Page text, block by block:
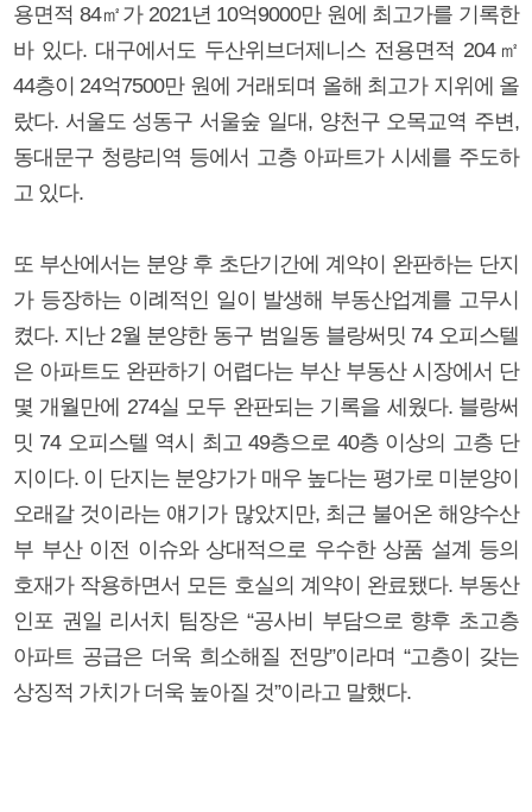
용면적 84㎡가 2021년 10억9000만 원에 최고가를 기록한
바 있다. 대구에서도 두산위브더제니스 전용면적 204㎡
44층이 24억7500만 원에 거래되며 올해 최고가 지위에 올
랐다. 서울도 성동구 서울숲 일대, 양천구 오목교역 주변,
동대문구 청량리역 등에서 고층 아파트가 시세를 주도하
고 있다.
또 부산에서는 분양 후 초단기간에 계약이 완판하는 단지
가 등장하는 이례적인 일이 발생해 부동산업계를 고무시
켰다. 지난 2월 분양한 동구 범일동 블랑써밋 74 오피스텔
은 아파트도 완판하기 어렵다는 부산 부동산 시장에서 단
몇 개월만에 274실 모두 완판되는 기록을 세웠다. 블랑써
밋 74 오피스텔 역시 최고 49층으로 40층 이상의 고층 단
지이다. 이 단지는 분양가가 매우 높다는 평가로 미분양이
오래갈 것이라는 얘기가 많았지만, 최근 불어온 해양수산
부 부산 이전 이슈와 상대적으로 우수한 상품 설계 등의
호재가 작용하면서 모든 호실의 계약이 완료됐다. 부동산
인포 권일 리서치 팀장은 “공사비 부담으로 향후 초고층
아파트 공급은 더욱 희소해질 전망”이라며 “고층이 갖는
상징적 가치가 더욱 높아질 것”이라고 말했다.